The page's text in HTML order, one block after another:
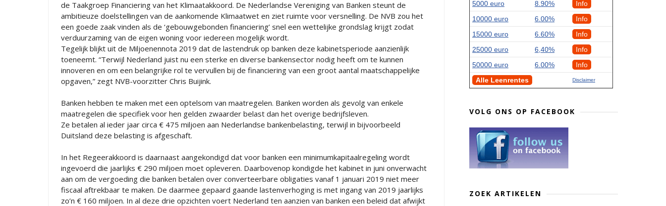
de Taakgroep Financiering van het Klimaatakkoord. De Nederlandse Vereniging van Banken steunt de
ambitieuze doelstellingen van de aankomende Klimaatwet en ziet ruimte voor versnelling. De NVB zou het
een goede zaak vinden als de ‘gebouwgebonden financiering’ snel een wettelijke grondslag krijgt zodat
verduurzaming van de eigen woning voor iedereen mogelijk wordt.
Tegelijk blijkt uit de Miljoenennota 2019 dat de lastendruk op banken deze kabinetsperiode aanzienlijk
toeneemt. “Terwijl Nederland juist nu een sterke en diverse bankensector nodig heeft om te kunnen
innoveren en om een belangrijke rol te vervullen bij de financiering van een groot aantal maatschappelijke
opgaven,” zegt NVB-voorzitter Chris Buijink.
Banken hebben te maken met een optelsom van maatregelen. Banken worden als gevolg van enkele
maatregelen die specifiek voor hen gelden zwaarder belast dan het overige bedrijfsleven.
Ze betalen al ieder jaar circa € 475 miljoen aan Nederlandse bankenbelasting, terwijl in bijvoorbeeld
Duitsland deze belasting is afgeschaft.
In het Regeerakkoord is daarnaast aangekondigd dat voor banken een minimumkapitaalregeling wordt
ingevoerd die jaarlijks € 290 miljoen moet opleveren. Daarbovenop kondigde het kabinet in juni onverwacht
aan om de vergoeding die banken betalen over converteerbare obligaties vanaf 1 januari 2019 niet meer
fiscaal aftrekbaar te maken. De daarmee gepaard gaande lastenverhoging is met ingang van 2019 jaarlijks
zo’n € 160 miljoen. In al deze drie opzichten voert Nederland ten aanzien van banken een beleid dat afwijkt
5000 euro
8.90%
Info
10000 euro
6.00%
Info
15000 euro
6.60%
Info
25000 euro
6,40%
Info
50000 euro
6.00%
Info
Alle Leenrentes
Disclaimer
VOLG ONS OP FACEBOOK
ZOEK ARTIKELEN